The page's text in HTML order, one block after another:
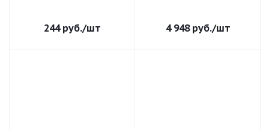
244руб./шт 4 948руб./шт